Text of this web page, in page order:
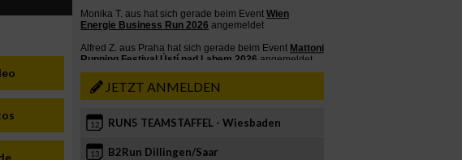
JETZT ANMELDEN
12 RUN5 TEAMSTAFFEL - Wiesbaden
13 B2Run Dillingen/Saar